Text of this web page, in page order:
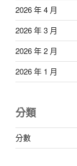
2026 年 4 月
2026 年 3 月
2026 年 2 月
2026 年 1 月
分類
分數